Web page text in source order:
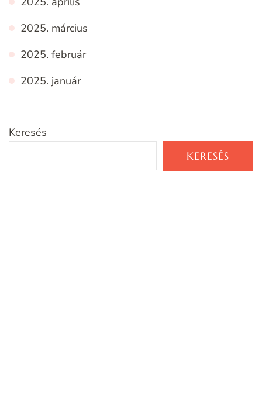
2025. március
2025. február
2025. január
Keresés
KERESÉS